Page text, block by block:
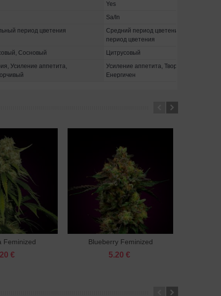
Yes
Sa/In
период цветения
Средний период цветения, Длительный
период цветения
Сосновый
Цитрусовый
Усиление аппетита,
Усиление аппетита, Творческий подъем,
Енергичен
корзину
Feminized
€
В корзину
Blueberry Feminized
5.20 €